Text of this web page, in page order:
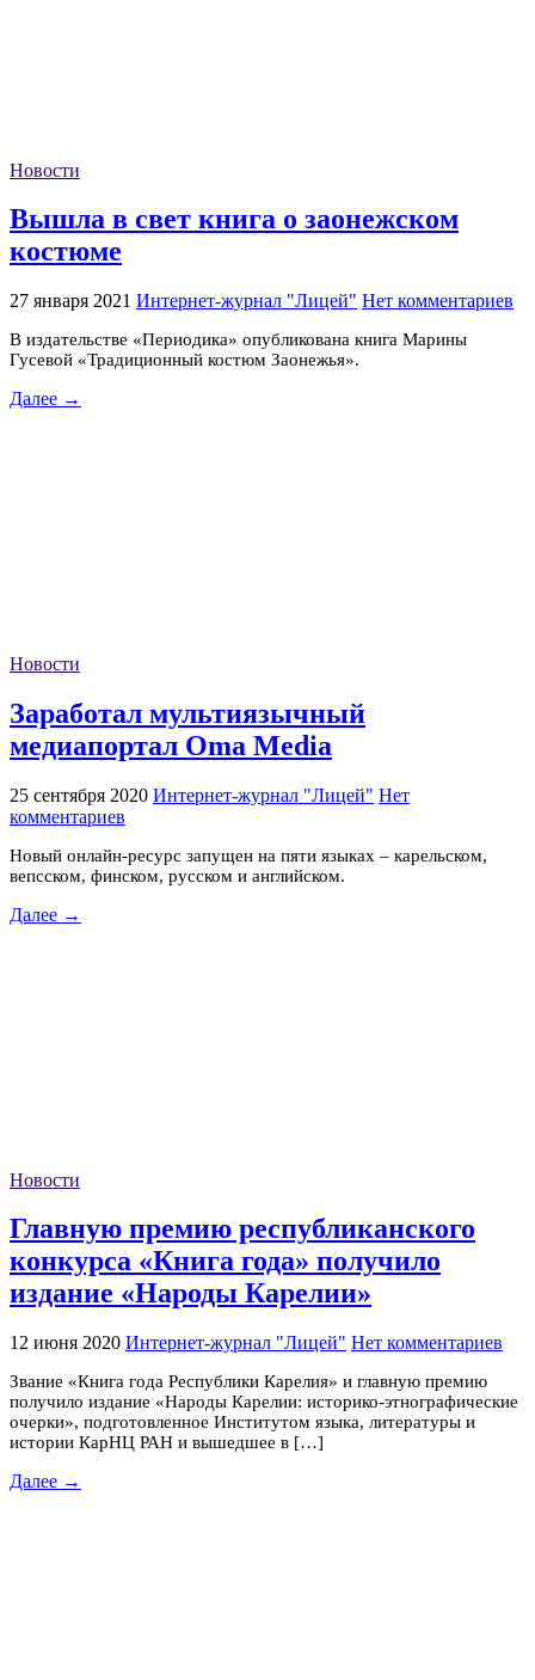
Новости
Вышла в свет книга о заонежском
костюме
27 января 2021 Интернет-журнал "Лицей" Нет комментариев
В издательстве «Периодика» опубликована книга Марины
Гусевой «Традиционный костюм Заонежья».
Далее →
Новости
Заработал мультиязычный
медиапортал Oma Media
25 сентября 2020 Интернет-журнал "Лицей" Нет
комментариев
Новый онлайн-ресурс запущен на пяти языках – карельском,
вепсском, финском, русском и английском.
Далее →
Новости
Главную премию республиканского
конкурса «Книга года» получило
издание «Народы Карелии»
12 июня 2020 Интернет-журнал "Лицей" Нет комментариев
Звание «Книга года Республики Карелия» и главную премию
получило издание «Народы Карелии: историко-этнографические
очерки», подготовленное Институтом языка, литературы и
истории КарНЦ РАН и вышедшее в […]
Далее →